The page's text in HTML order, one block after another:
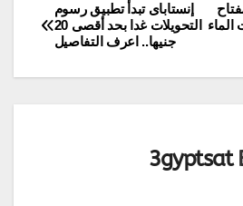
إنستاباى تبدأ تطبيق رسوم
التحويلات غدا بحد أقصى 20
جنيها.. اعرف التفاصيل
الماء
3gyptsat